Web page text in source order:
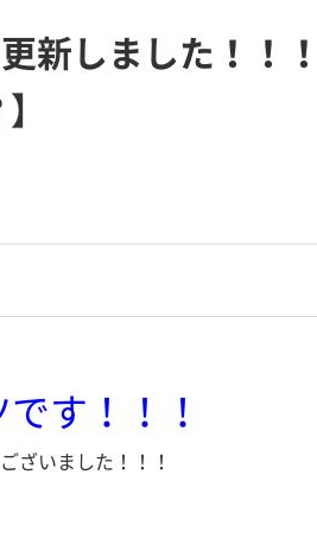
新しました！！
す！！！
ざいました！！！